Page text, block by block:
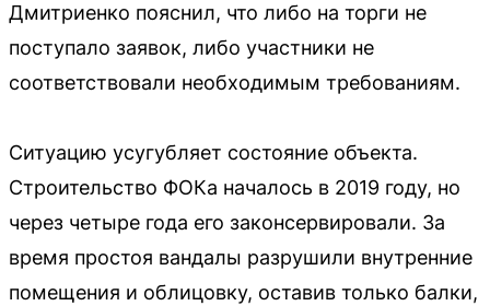
Дмитриенко пояснил, что либо на торги не
поступало заявок, либо участники не
соответствовали необходимым требованиям.
Ситуацию усугубляет состояние объекта.
Строительство ФОКа началось в 2019 году, но
через четыре года его законсервировали. За
время простоя вандалы разрушили внутренние
помещения и облицовку, оставив только балки,